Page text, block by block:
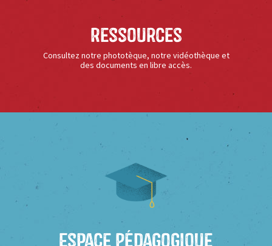
Ressources
Consultez notre phototèque, notre vidéothèque et
des documents en libre accès.
Espace Pédagogique